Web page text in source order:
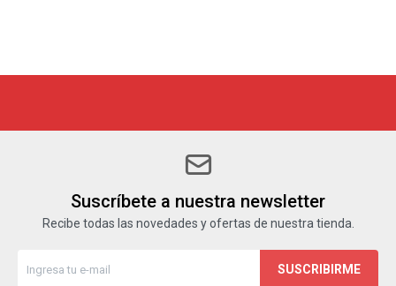
Suscríbete a nuestra newsletter
Recibe todas las novedades y ofertas de nuestra tienda.
SUSCRIBIRME